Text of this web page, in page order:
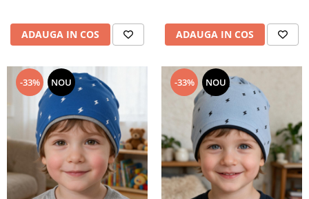
ADAUGA IN COS ADAUGA IN COS
-33% NOU -33% NOU